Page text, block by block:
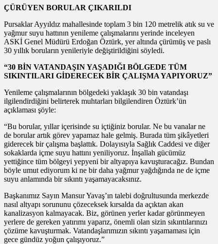
ÇÜRÜYEN BORULAR ÇIKARILDI
Pursaklar Ayyıldız mahallesinde toplam 3 bin 120 metrelik atık su ve
yağmur suyu hattının yenileme çalışmalarını yerinde inceleyen
ASKİ Genel Müdürü Erdoğan Öztürk, yer altında çürümüş ve paslı
30 yıllık boruların yenileriyle değiştirildiğini söyledi.
“30 BİN VATANDAŞIN YAŞADIĞI BÖLGEDE TÜM
SIKINTILARI GİDERECEK BİR ÇALIŞMA YAPIYORUZ”
Yenileme çalışmalarının bölgedeki yaklaşık 30 bin vatandaşı
ilgilendirdiğini belirterek muhtarları bilgilendiren Öztürk’ün
açıklaması şöyle:
“Bu borular, yıllar içerisinde su içtiğiniz borular. Ne bu vanalar ne
de borular artık görev yapamaz hale gelmiş. Burada tüm şikâyetleri
giderecek bir çalışma başlattık. Dolayısıyla Sağlık Caddesi ve diğer
sokaklarda içme suyu hattını yeniliyoruz. İnşallah gücümüz
yettiğince tüm bölgeyi yepyeni bir altyapıya kavuşturacağız. Bundan
böyle umut ediyorum ki ne bir daha yağmur yağdığında ne de içme
suyu anlamında bir sıkıntı yaşamayacaksınız.
Başkanımız Sayın Mansur Yavaş’ın talebi doğrultusunda merkezde
nasıl altyapı sorununu çözeceksek kırsalda da açıktan akan
kanalizasyon kalmayacak. Biz, görünen yerler kadar görünmeyen
yerlere de gereken yatırımı yaparız, önemli olan sizin sıkıntılarınızı
çözüme kavuşturmak. Vatandaşlarımızın sıkıntı yaşamaması için
gece gündüz yoğun çalışıyoruz.”